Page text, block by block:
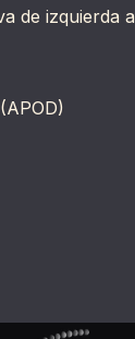
de
(APOD)